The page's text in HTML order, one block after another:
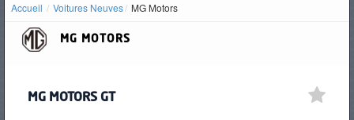
Accueil Voitures Neuves MG Motors
MG MOTORS
MG MOTORS GT
D'OCCASION